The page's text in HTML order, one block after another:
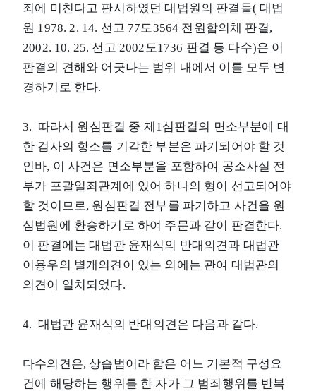
죄에 미친다고 판시하였던 대법원의 판결들( 대법
원 1978. 2. 14. 선고 77도3564 전원합의체 판결,
2002. 10. 25. 선고 2002도1736 판결 등 다수)은 이
판결의 견해와 어긋나는 범위 내에서 이를 모두 변
경하기로 한다.
3. 따라서 원심판결 중 제1심판결의 면소부분에 대
한 검사의 항소를 기각한 부분은 파기되어야 할 것
인바, 이 사건은 면소부분을 포함하여 공소사실 전
부가 포괄일죄관계에 있어 하나의 형이 선고되어야
할 것이므로, 원심판결 전부를 파기하고 사건을 원
심법원에 환송하기로 하여 주문과 같이 판결한다.
이 판결에는 대법관 윤재식의 반대의견과 대법관
이용우의 별개의견이 있는 외에는 관여 대법관의
의견이 일치되었다.
4. 대법관 윤재식의 반대의견은 다음과 같다.
다수의견은, 상습범이라 함은 어느 기본적 구성요
건에 해당하는 행위를 한 자가 그 범죄행위를 반복